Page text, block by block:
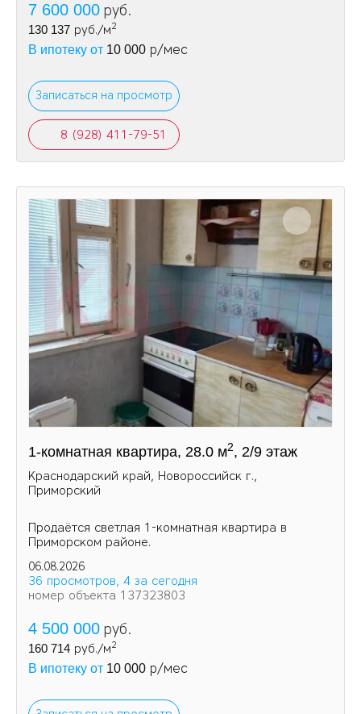
7 600 000 руб.
130 137 руб./м2
В ипотеку от 10 000 р/мес
Записаться на просмотр
8 (928) 411-79-51
1-комнатная квартира, 28.0 м2, 2/9 этаж
Краснодарский край, Новороссийск г.,
Приморский
Продаётся светлая 1-комнатная квартира в
Приморском районе.
06.08.2026
36 просмотров, 4 за сегодня
номер объекта 137323803
4 500 000 руб.
160 714 руб./м2
В ипотеку от 10 000 р/мес